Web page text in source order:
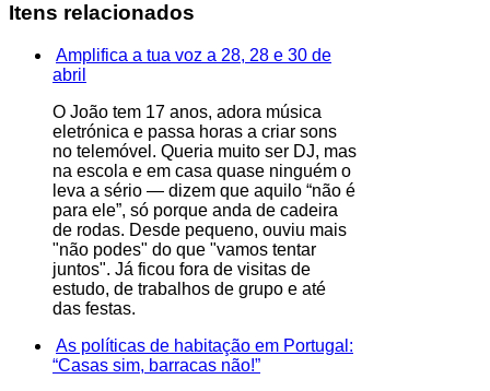
Itens relacionados
Amplifica a tua voz a 28, 28 e 30 de
abril
O João tem 17 anos, adora música
eletrónica e passa horas a criar sons
no telemóvel. Queria muito ser DJ, mas
na escola e em casa quase ninguém o
leva a sério — dizem que aquilo “não é
para ele”, só porque anda de cadeira
de rodas. Desde pequeno, ouviu mais
"não podes" do que "vamos tentar
juntos". Já ficou fora de visitas de
estudo, de trabalhos de grupo e até
das festas.
As políticas de habitação em Portugal:
“Casas sim, barracas não!”